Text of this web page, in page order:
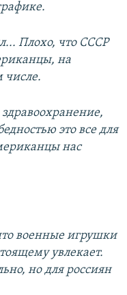
Плохо, что СССР
на
числе.
здравоохранение,
это все для
нас
военные игрушки
увлекает.
но для россиян